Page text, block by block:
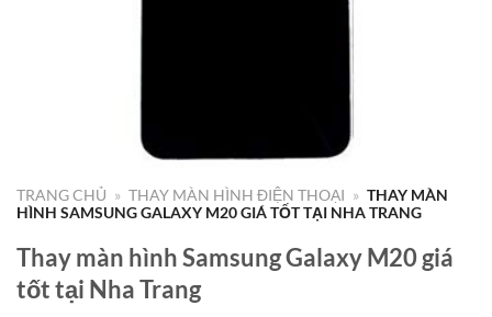
TRANG CHỦ » THAY MÀN HÌNH ĐIỆN THOẠI » THAY MÀN
HÌNH SAMSUNG GALAXY M20 GIÁ TỐT TẠI NHA TRANG
Thay màn hình Samsung Galaxy M20 giá
tốt tại Nha Trang